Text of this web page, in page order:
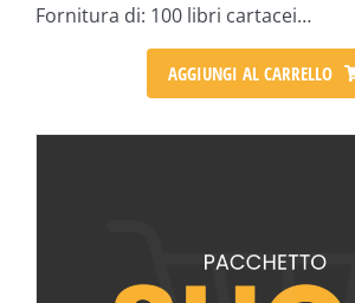
Fornitura di: 100 libri cartacei…
AGGIUNGI AL CARRELLO